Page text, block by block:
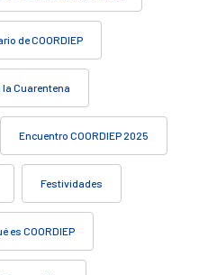
de COORDIEP
la Cuarentena
Encuentro COORDIEP 2025
Festividades
es COORDIEP